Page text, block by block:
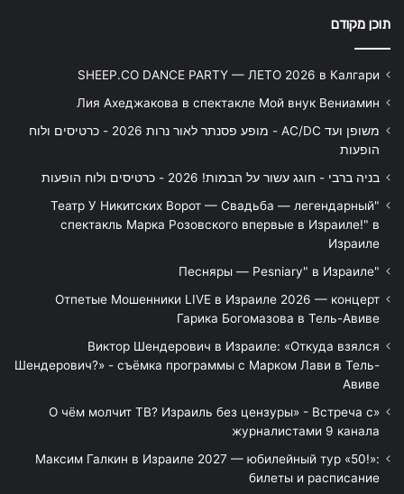
תוכן מקודם
SHEEP.CO DANCE PARTY — ЛЕТО 2026 в Калгари
Лия Ахеджакова в спектакле Мой внук Вениамин
משופן ועד AC/DC - מופע פסנתר לאור נרות 2026 - כרטיסים ולוח
הופעות
בניה ברבי - חוגג עשור על הבמות! 2026 - כרטיסים ולוח הופעות
"Театр У Никитских Ворот — Свадьба — легендарный
спектакль Марка Розовского впервые в Израиле!" в
Израиле
"Песняры — Pesniary" в Израиле
Отпетые Мошенники LIVE в Израиле 2026 — концерт
Гарика Богомазова в Тель-Авиве
Виктор Шендерович в Израиле: «Откуда взялся
Шендерович?» - съёмка программы с Марком Лави в Тель-
Авиве
«О чём молчит ТВ? Израиль без цензуры» - Встреча с
журналистами 9 канала
Максим Галкин в Израиле 2027 — юбилейный тур «50!»:
билеты и расписание